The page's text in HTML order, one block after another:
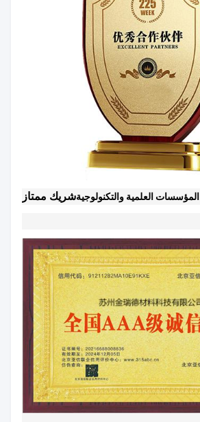
المؤسسات العلمية والتكنولوجيةشريك ممتاز